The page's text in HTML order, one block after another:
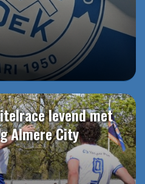
levend met
Almere City